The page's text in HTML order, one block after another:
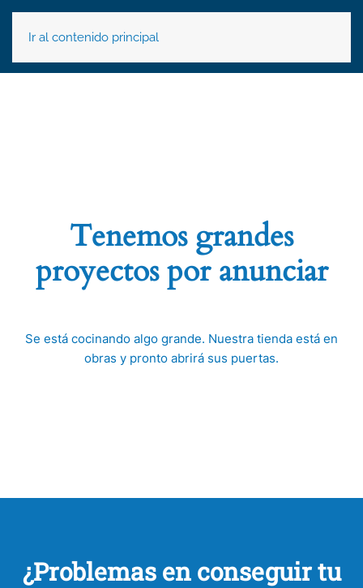
Ir al contenido principal
Tenemos grandes
proyectos por anunciar
Se está cocinando algo grande. Nuestra tienda está en
obras y pronto abrirá sus puertas.
¿Problemas en conseguir tu